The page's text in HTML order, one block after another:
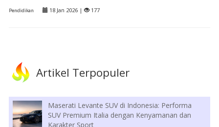
Pendidikan 18 Jan 2026 | 177
Artikel Terpopuler
Maserati Levante SUV di Indonesia: Performa
SUV Premium Italia dengan Kenyamanan dan
Karakter Sport